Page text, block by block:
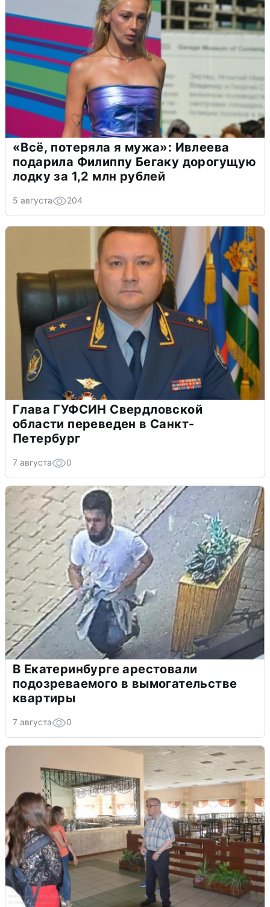
«Всё, потеряла я мужа»: Ивлеева
подарила Филиппу Бегаку дорогущую
лодку за 1,2 млн рублей
5 августа 204
Глава ГУФСИН Свердловской
области переведен в Санкт-
Петербург
7 августа 0
В Екатеринбурге арестовали
подозреваемого в вымогательстве
квартиры
7 августа 0